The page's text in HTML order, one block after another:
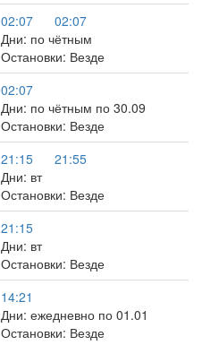
02:07
02:07
Дни: по чётным
Остановки: Везде
02:07
Дни: по чётным по 30.09
Остановки: Везде
21:15
21:55
Дни: вт
Остановки: Везде
21:15
Дни: вт
Остановки: Везде
14:21
Дни: ежедневно по 01.01
Остановки: Везде